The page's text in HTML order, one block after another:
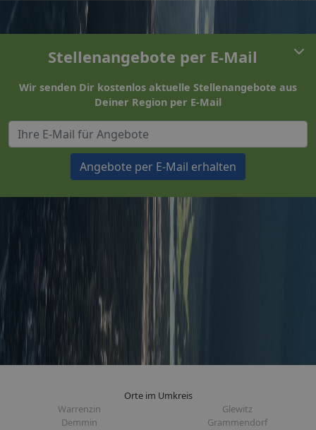
Stellenangebote per E-Mail
Wir senden Dir kostenlos aktuelle Stellenangebote aus
Deiner Region per E-Mail
Angebote per E-Mail erhalten
Orte im Umkreis
Warrenzin
Glewitz
Demmin
Grammendorf